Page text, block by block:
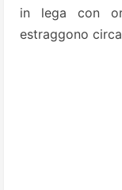
in lega con
estraggono